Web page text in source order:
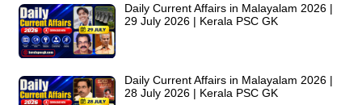
Daily Current Affairs in Malayalam 2026 |
29 July 2026 | Kerala PSC GK
Daily Current Affairs in Malayalam 2026 |
28 July 2026 | Kerala PSC GK